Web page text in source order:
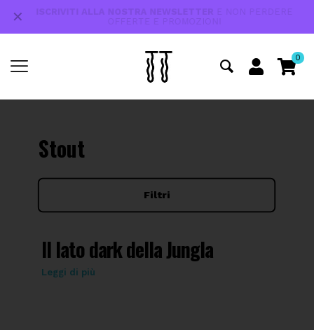
SPEDIZIONE GRATUITAIN TUTTA ITALIA PER ORDINI
SUPERIORI A €80.
✕
0
Stout
Filtri
Il lato dark della Jungla
Leggi di più